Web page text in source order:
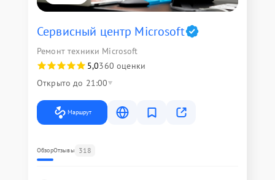
Сервисный центр Microsoft
Ремонт техники Microsoft
5,0360 оценки
Открыто до 21:00
Маршрут
ОбзорОтзывы 318